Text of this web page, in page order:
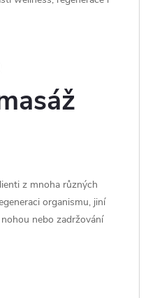
z mnoha různých
organismu, jiní
nebo zadržování